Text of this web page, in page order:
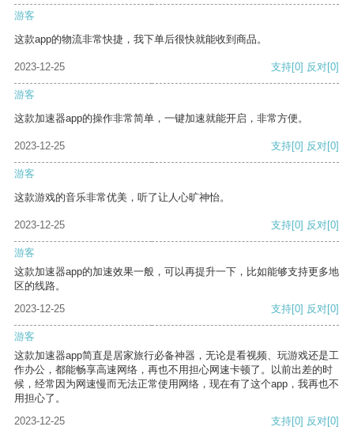
游客
这款app的物流非常快捷，我下单后很快就能收到商品。
2023-12-25 支持[0] 反对[0]
游客
这款加速器app的操作非常简单，一键加速就能开启，非常方便。
2023-12-25 支持[0] 反对[0]
游客
这款游戏的音乐非常优美，听了让人心旷神怡。
2023-12-25 支持[0] 反对[0]
游客
这款加速器app的加速效果一般，可以再提升一下，比如能够支持更多地
区的线路。
2023-12-25
支持[0] 反对[0]
游客
这款加速器app简直是居家旅行必备神器，无论是看视频、玩游戏还是工
作办公，都能畅享高速网络，再也不用担心网速卡顿了。以前出差的时
候，经常因为网速慢而无法正常使用网络，现在有了这个app，我再也不
用担心了。
2023-12-25
支持[0] 反对[0]